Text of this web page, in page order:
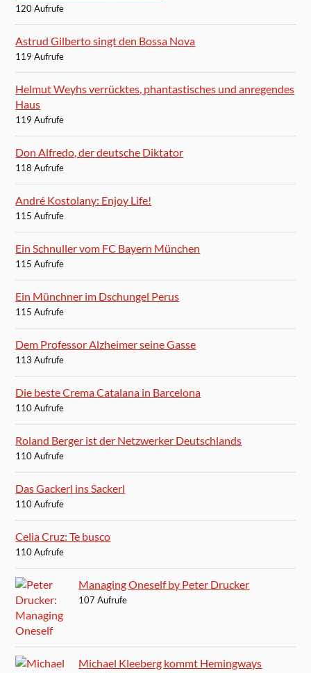
120 Aufrufe
Astrud Gilberto singt den Bossa Nova
119 Aufrufe
Helmut Weyhs verrücktes, phantastisches und anregendes
Haus
119 Aufrufe
Don Alfredo, der deutsche Diktator
118 Aufrufe
André Kostolany: Enjoy Life!
115 Aufrufe
Ein Schnuller vom FC Bayern München
115 Aufrufe
Ein Münchner im Dschungel Perus
115 Aufrufe
Dem Professor Alzheimer seine Gasse
113 Aufrufe
Die beste Crema Catalana in Barcelona
110 Aufrufe
Roland Berger ist der Netzwerker Deutschlands
110 Aufrufe
Das Gackerl ins Sackerl
110 Aufrufe
Celia Cruz: Te busco
110 Aufrufe
Managing Oneself by Peter Drucker
107 Aufrufe
Michael Kleeberg kommt Hemingways